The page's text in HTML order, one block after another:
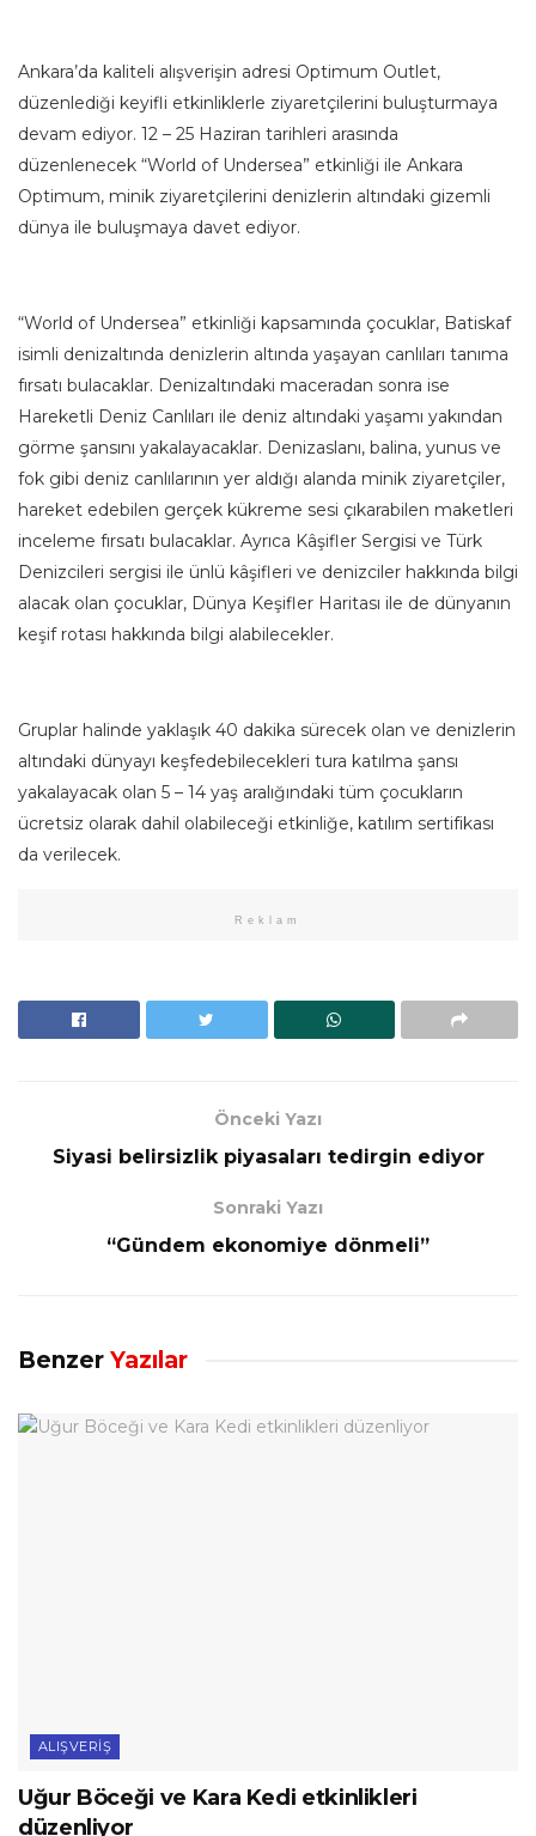
Ankara’da kaliteli alışverişin adresi Optimum Outlet,
düzenlediği keyifli etkinliklerle ziyaretçilerini buluşturmaya
devam ediyor. 12 – 25 Haziran tarihleri arasında
düzenlenecek “World of Undersea” etkinliği ile Ankara
Optimum, minik ziyaretçilerini denizlerin altındaki gizemli
dünya ile buluşmaya davet ediyor.
“World of Undersea” etkinliği kapsamında çocuklar, Batiskaf
isimli denizaltında denizlerin altında yaşayan canlıları tanıma
fırsatı bulacaklar. Denizaltındaki maceradan sonra ise
Hareketli Deniz Canlıları ile deniz altındaki yaşamı yakından
görme şansını yakalayacaklar. Denizaslanı, balina, yunus ve
fok gibi deniz canlılarının yer aldığı alanda minik ziyaretçiler,
hareket edebilen gerçek kükreme sesi çıkarabilen maketleri
inceleme fırsatı bulacaklar. Ayrıca Kâşifler Sergisi ve Türk
Denizcileri sergisi ile ünlü kâşifleri ve denizciler hakkında bilgi
alacak olan çocuklar, Dünya Keşifler Haritası ile de dünyanın
keşif rotası hakkında bilgi alabilecekler.
Gruplar halinde yaklaşık 40 dakika sürecek olan ve denizlerin
altındaki dünyayı keşfedebilecekleri tura katılma şansı
yakalayacak olan 5 – 14 yaş aralığındaki tüm çocukların
ücretsiz olarak dahil olabileceği etkinliğe, katılım sertifikası
da verilecek.
Reklam
Önceki Yazı
Siyasi belirsizlik piyasaları tedirgin ediyor
Sonraki Yazı
“Gündem ekonomiye dönmeli”
Benzer Yazılar
ALIŞVERIŞ
Uğur Böceği ve Kara Kedi etkinlikleri
düzenliyor